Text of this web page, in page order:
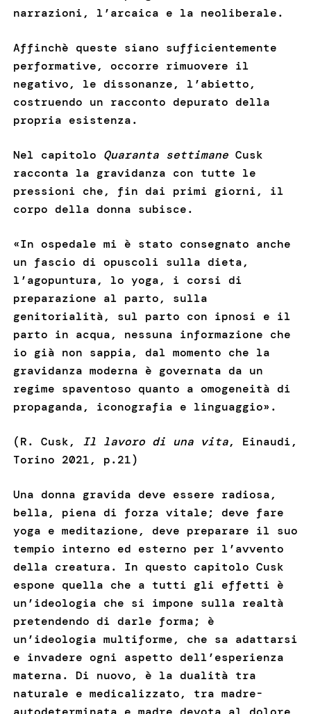
narrazioni, l’arcaica e la neoliberale.
Affinchè queste siano sufficientemente
performative, occorre rimuovere il
negativo, le dissonanze, l’abietto,
costruendo un racconto depurato della
propria esistenza.
Nel capitolo Quaranta settimane Cusk
racconta la gravidanza con tutte le
pressioni che, fin dai primi giorni, il
corpo della donna subisce.
«In ospedale mi è stato consegnato anche
un fascio di opuscoli sulla dieta,
l’agopuntura, lo yoga, i corsi di
preparazione al parto, sulla
genitorialità, sul parto con ipnosi e il
parto in acqua, nessuna informazione che
io già non sappia, dal momento che la
gravidanza moderna è governata da un
regime spaventoso quanto a omogeneità di
propaganda, iconografia e linguaggio».
(R. Cusk, Il lavoro di una vita, Einaudi,
Torino 2021, p.21)
Una donna gravida deve essere radiosa,
bella, piena di forza vitale; deve fare
yoga e meditazione, deve preparare il suo
tempio interno ed esterno per l’avvento
della creatura. In questo capitolo Cusk
espone quella che a tutti gli effetti è
un’ideologia che si impone sulla realtà
pretendendo di darle forma; è
un’ideologia multiforme, che sa adattarsi
e invadere ogni aspetto dell’esperienza
materna. Di nuovo, è la dualità tra
naturale e medicalizzato, tra madre-